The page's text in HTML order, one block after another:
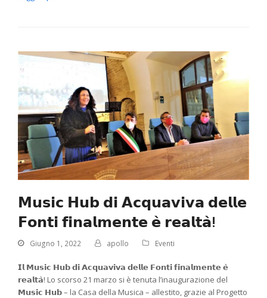
𝗠𝘂𝘀𝗶𝗰 𝗛𝘂𝗯 𝗱𝗶 𝗔𝗰𝗾𝘂𝗮𝘃𝗶𝘃𝗮 𝗱𝗲𝗹𝗹𝗲
𝗙𝗼𝗻𝘁𝗶 𝗳𝗶𝗻𝗮𝗹𝗺𝗲𝗻𝘁𝗲 𝗲̀ 𝗿𝗲𝗮𝗹𝘁𝗮̀!
Giugno 1, 2022 apollo Eventi
𝗜𝗹 𝗠𝘂𝘀𝗶𝗰 𝗛𝘂𝗯 𝗱𝗶 𝗔𝗰𝗾𝘂𝗮𝘃𝗶𝘃𝗮 𝗱𝗲𝗹𝗹𝗲 𝗙𝗼𝗻𝘁𝗶 𝗳𝗶𝗻𝗮𝗹𝗺𝗲𝗻𝘁𝗲 𝗲̀
𝗿𝗲𝗮𝗹𝘁𝗮̀! Lo scorso 21 marzo si è tenuta l’inaugurazione del
𝗠𝘂𝘀𝗶𝗰 𝗛𝘂𝗯 – la Casa della Musica – allestito, grazie al Progetto